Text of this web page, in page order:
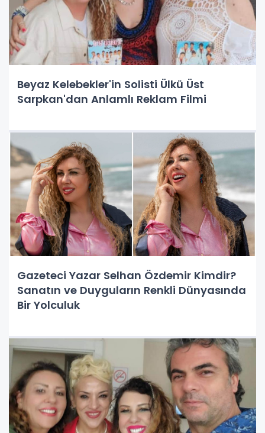
Beyaz Kelebekler'in Solisti Ülkü Üst
Sarpkan'dan Anlamlı Reklam Filmi
Gazeteci Yazar Selhan Özdemir Kimdir?
Sanatın ve Duyguların Renkli Dünyasında
Bir Yolculuk